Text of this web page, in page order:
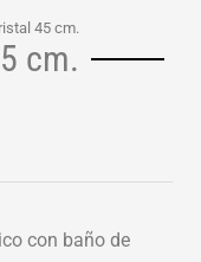
45 cm.
cm.
con baño de